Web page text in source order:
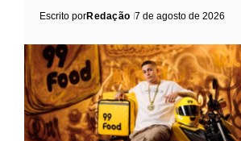
Escrito porRedação 7 de agosto de 2026